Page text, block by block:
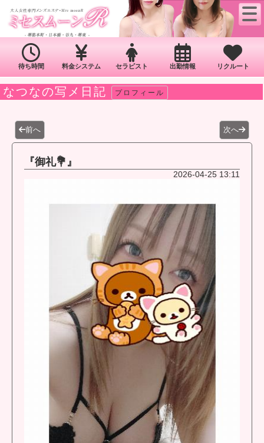
待ち時間 料金システム セラピスト 出勤情報 リクルート
なつなの写メ日記 プロフィール
前へ 次へ
『御礼💐』
2026-04-25 13:11